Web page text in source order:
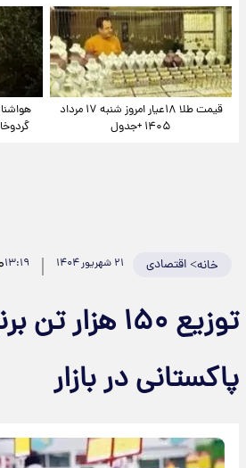
قیمت طلا ۱۸عیار امروز شنبه ۱۷ مرداد
۱۴۰۵ +جدول
گردوخاک
خانه>اقتصادی ۲۱ شهریور ۱۴۰۴ ۱۳:۱۹
توزیع ۱۵۰
پاکستانی در بازار